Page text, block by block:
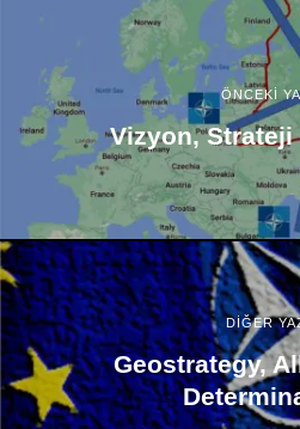
ÖNCEKİ
Vizyon,
DİĞER
Geostrategy,